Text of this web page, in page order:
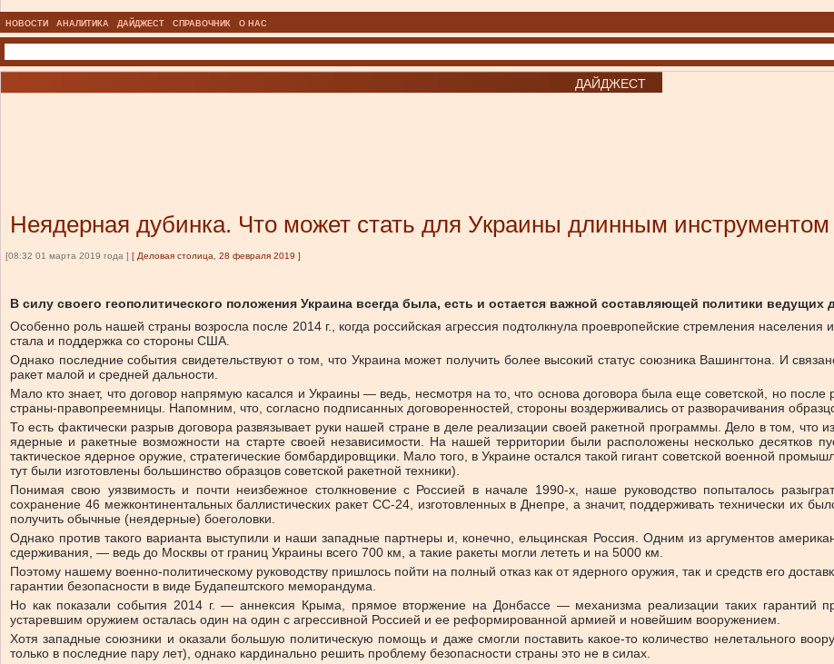
НОВОСТИ АНАЛИТИКА ДАЙДЖЕСТ СПРАВОЧНИК О НАС
ДАЙДЖЕСТ
Неядерная дубинка. Что может стать для Украины длинным
[08:32 01 марта 2019 года ] [ Деловая столица, 28 февраля 2019 ]
В силу своего геополитического положения Украина всегда была, есть и остается важной составляющей политики ведущих
Особенно роль нашей страны возросла после 2014 г., когда российская агрессия подтолкнула проевропейские стремления
стала и поддержка со стороны США.
Однако последние события свидетельствуют о том, что Украина может получить более высокий статус союзника Вашингтона. И
ракет малой и средней дальности.
Мало кто знает, что договор напрямую касался и Украины — ведь, несмотря на то, что основа договора была еще советской, но
страны-правопреемницы. Напомним, что, согласно подписанных договоренностей, стороны воздерживались от разворачивания
То есть фактически разрыв договора развязывает руки нашей стране в деле реализации своей ракетной программы. Дело в том,
ядерные и ракетные возможности на старте своей независимости. На нашей территории были расположены несколько десятков
тактическое ядерное оружие, стратегические бомбардировщики. Мало того, в Украине остался такой гигант советской военной
тут были изготовлены большинство образцов советской ракетной техники).
Понимая свою уязвимость и почти неизбежное столкновение с Россией в начале 1990-х, наше руководство попыталось
сохранение 46 межконтинентальных баллистических ракет СС-24, изготовленных в Днепре, а значит, поддерживать технически их
получить обычные (неядерные) боеголовки.
Однако против такого варианта выступили и наши западные партнеры и, конечно, ельцинская Россия. Одним из аргументов
сдерживания, — ведь до Москвы от границ Украины всего 700 км, а такие ракеты могли лететь и на 5000 км.
Поэтому нашему военно-политическому руководству пришлось пойти на полный отказ как от ядерного оружия, так и средств его
гарантии безопасности в виде Будапештского меморандума.
Но как показали события 2014 г. — аннексия Крыма, прямое вторжение на Донбассе — механизма реализации таких гарантий
устаревшим оружием осталась один на один с агрессивной Россией и ее реформированной армией и новейшим вооружением.
Хотя западные союзники и оказали большую политическую помощь и даже смогли поставить какое-то количество нелетального
только в последние пару лет), однако кардинально решить проблему безопасности страны это не в силах.